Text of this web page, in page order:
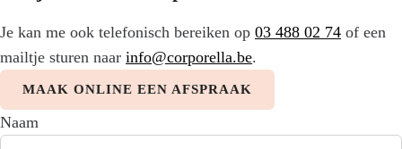
Je kan me ook telefonisch bereiken op 03 488 02 74 of een
mailtje sturen naar info@corporella.be.
MAAK ONLINE EEN AFSPRAAK
Naam